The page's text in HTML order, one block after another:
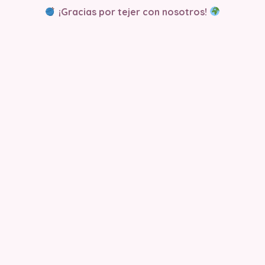
¡Gracias por tejer con nosotros!